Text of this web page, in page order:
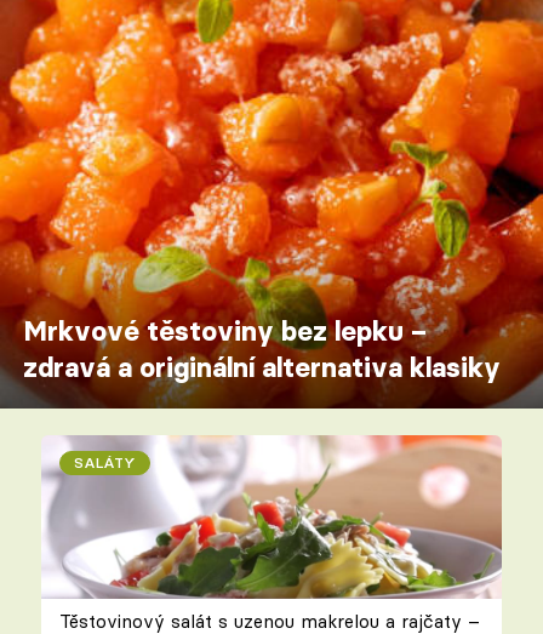
Mrkvové těstoviny bez lepku –
zdravá a originální alternativa klasiky
SALÁTY
Těstovinový salát s uzenou makrelou a rajčaty –